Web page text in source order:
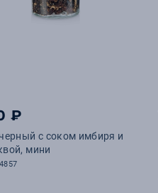
₽
с соком имбиря и
мини